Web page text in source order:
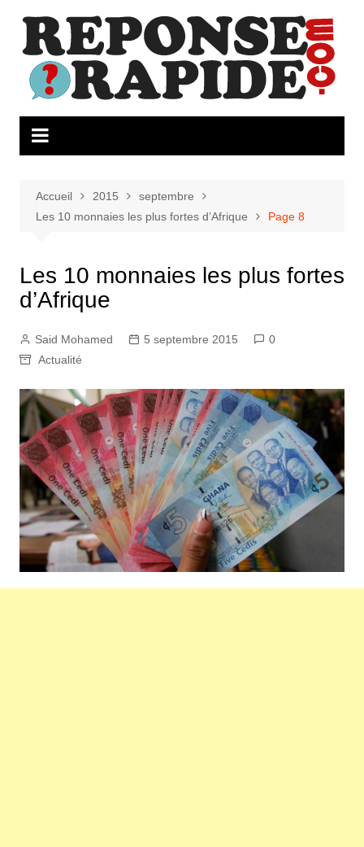
contenu
Accueil 2015
septembre
Les 10 monnaies les plus fortes d’Afrique
Page 8
Les 10 monnaies les plus fortes
d’Afrique
Said Mohamed 5 septembre 2015
0
Actualité